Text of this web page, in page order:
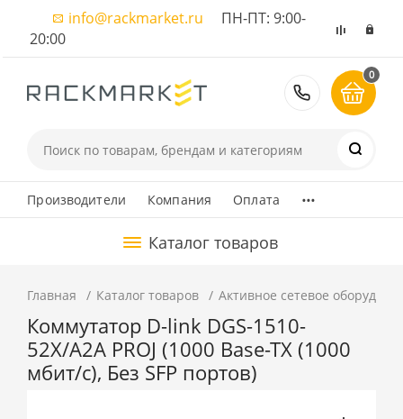
info@rackmarket.ru ПН-ПТ: 9:00-
20:00
8 (495)
0
Производители Компания Оплата ...
Каталог товаров
Главная Каталог товаров Активное сетевое
Коммутатор D-link DGS-1510-
52X/A2A PROJ (1000 Base-TX (1000
мбит/с), Без SFP портов)